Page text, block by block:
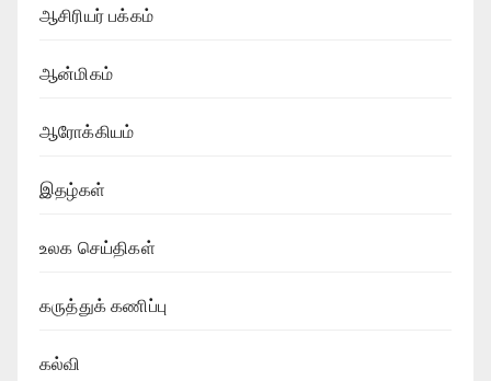
ஆசிரியர் பக்கம்
ஆன்மிகம்
ஆரோக்கியம்
இதழ்கள்
உலக செய்திகள்
கருத்துக் கணிப்பு
கல்வி